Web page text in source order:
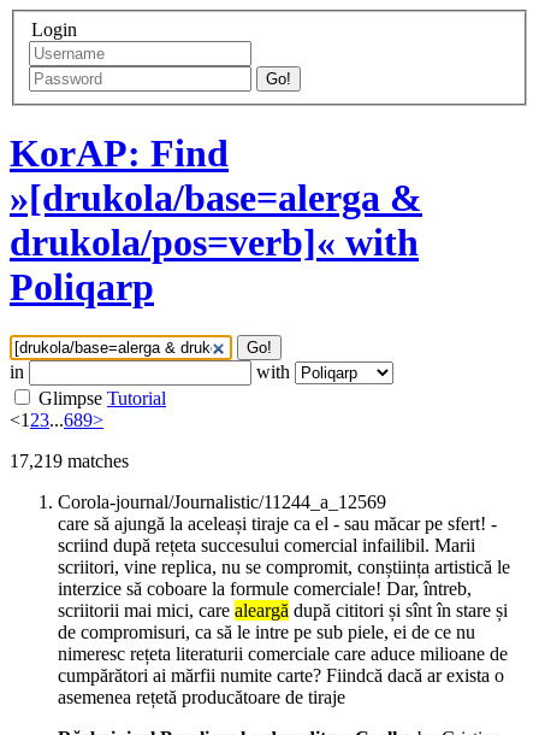
Login
Go!
KorAP: Find
»[drukola/base=alerga &
drukola/pos=verb]« with
Poliqarp
Go!
in
with
Glimpse Tutorial
<123...689>
17,219 matches
Corola-journal/Journalistic/11244_a_12569
care să ajungă la aceleași tiraje ca el - sau măcar pe sfert! -
scriind după rețeta succesului comercial infailibil. Marii
scriitori, vine replica, nu se compromit, conștiința artistică le
interzice să coboare la formule comerciale! Dar, întreb,
scriitorii mai mici, care aleargă după cititori și sînt în stare și
de compromisuri, ca să le intre pe sub piele, ei de ce nu
nimeresc rețeta literaturii comerciale care aduce milioane de
cumpărători ai mărfii numite carte? Fiindcă dacă ar exista o
asemenea rețetă producătoare de tiraje